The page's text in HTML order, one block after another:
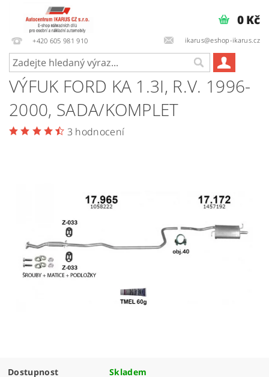
+420 605 981 910 ikarus@eshop-ikarus.cz
0 Kč
VÝFUK FORD KA 1.3I, R.V. 1996-
2000, SADA/KOMPLET
3 hodnocení
Dostupnost Skladem